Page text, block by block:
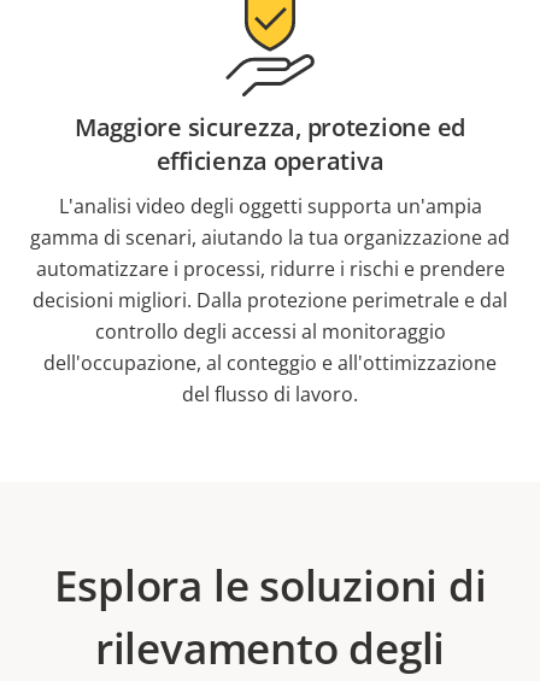
Maggiore sicurezza, protezione ed
efficienza operativa
L'analisi video degli oggetti supporta un'ampia
gamma di scenari, aiutando la tua organizzazione ad
automatizzare i processi, ridurre i rischi e prendere
decisioni migliori. Dalla protezione perimetrale e dal
controllo degli accessi al monitoraggio
dell'occupazione, al conteggio e all'ottimizzazione
del flusso di lavoro.
Esplora le soluzioni di
rilevamento degli